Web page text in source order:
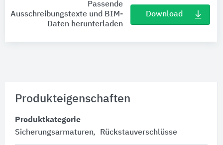
Passende
Ausschreibungstexte und BIM-
Daten herunterladen
Download
Produkteigenschaften
Produktkategorie
Sicherungsarmaturen
Rückstauverschlüsse